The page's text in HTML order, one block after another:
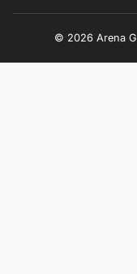
© 2026 Arena